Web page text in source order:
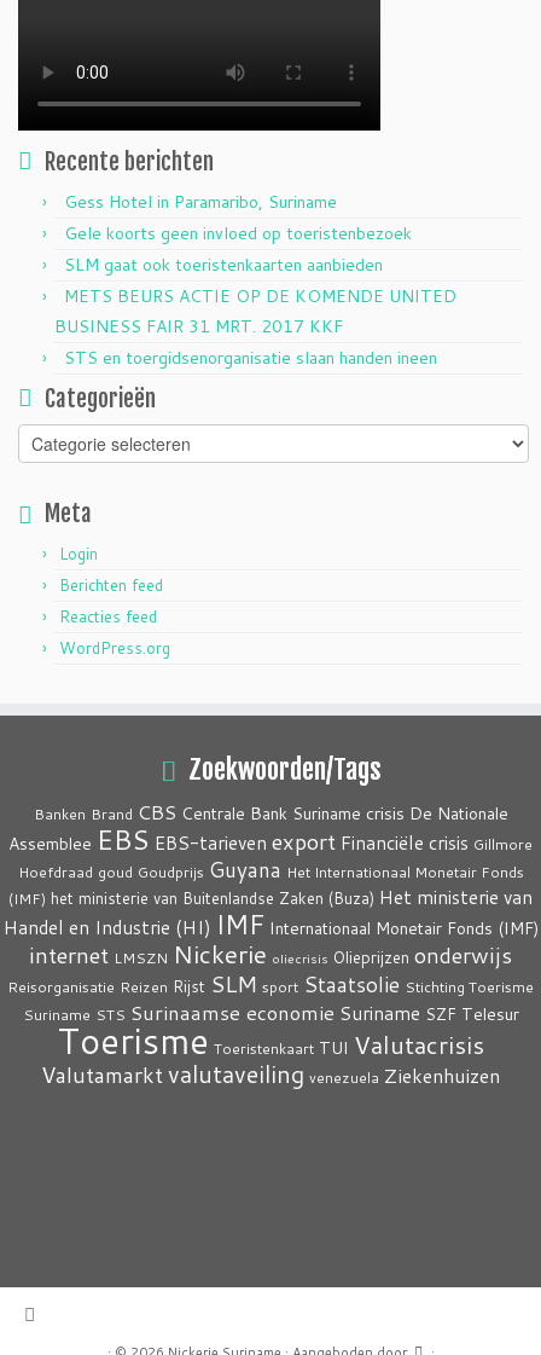
Recente berichten
Gess Hotel in Paramaribo, Suriname
Gele koorts geen invloed op toeristenbezoek
SLM gaat ook toeristenkaarten aanbieden
METS BEURS ACTIE OP DE KOMENDE UNITED
BUSINESS FAIR 31 MRT. 2017 KKF
STS en toergidsenorganisatie slaan handen ineen
Categorieën
Categorieën
Meta
Login
Berichten feed
Reacties feed
WordPress.org
Zoekwoorden/Tags
Banken Brand CBS Centrale Bank Suriname crisis De Nationale
Assemblee EBS EBS-tarieven export Financiële crisis Gillmore
Hoefdraad goud Goudprijs Guyana Het Internationaal Monetair Fonds
(IMF) het ministerie van Buitenlandse Zaken (Buza) Het ministerie van
Handel en Industrie (HI) IMF Internationaal Monetair Fonds (IMF)
internet LMSZN Nickerie oliecrisis Olieprijzen onderwijs
Reisorganisatie Reizen Rijst SLM sport Staatsolie Stichting Toerisme
Suriname STS Surinaamse economie Suriname SZF Telesur
Toerisme Toeristenkaart TUI Valutacrisis
Valutamarktvalutaveiling venezuela Ziekenhuizen